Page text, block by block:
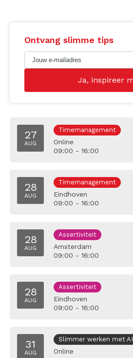
Ontvang slimme tips
27
AUG
Timemanagement
Online
09:00 - 16:00
28
AUG
Timemanagement
Eindhoven
09:00 - 16:00
28
AUG
Assertiviteit
Amsterdam
09:00 - 16:00
28
AUG
Assertiviteit
Eindhoven
09:00 - 16:00
31
AUG
Slimmer werken met AI
Online